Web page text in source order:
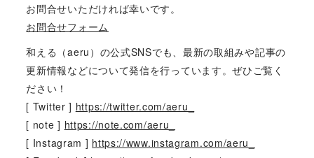
お問合せいただければ幸いです。
お問合せフォーム
和える（aeru）の公式SNSでも、最新の取組みや記事の
更新情報などについて発信を行っています。ぜひご覧く
ださい！
[ Twitter ] https://twitter.com/aeru_
[ note ] https://note.com/aeru_
[ Instagram ] https://www.instagram.com/aeru_